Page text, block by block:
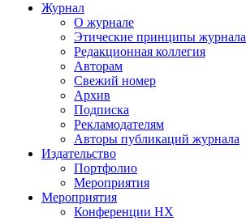
Журнал
О журнале
Этические принципы журнала
Редакционная коллегия
Авторам
Свежий номер
Архив
Подписка
Рекламодателям
Авторы публикаций журнала
Издательство
Портфолио
Мероприятия
Мероприятия
Конференции НХ